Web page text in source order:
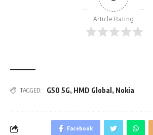
Article Rating
TAGGED: G50 5G, HMD Global , Nokia
Facebook